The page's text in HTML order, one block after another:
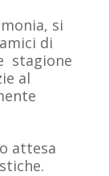
si
di
stagione
al
attesa